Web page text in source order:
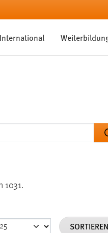
International
1031.